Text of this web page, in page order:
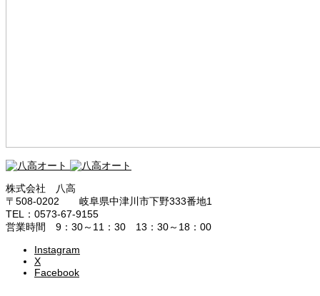
株式会社 八高
〒508-0202 岐阜県中津川市下野333番地1
TEL：0573-67-9155
営業時間 9：30～11：30 13：30～18：00
Instagram
X
Facebook